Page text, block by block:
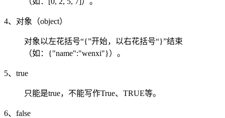
4、对象（object）
对象以左花括号“{”开始，以右花括号“}”结束
（如：{"name":"wenxi"}）。
5、true
只能是true，不能写作True、TRUE等。
6、false